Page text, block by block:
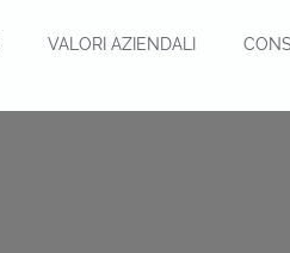
VALORI AZIENDALI